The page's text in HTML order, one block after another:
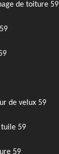
de toiture 59
de velux 59
tuile 59
59